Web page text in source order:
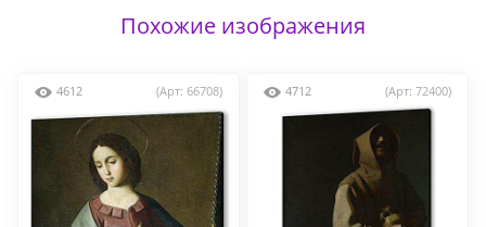
Похожие изображения
4612 (Арт: 66708) 4712 (Арт: 72400)